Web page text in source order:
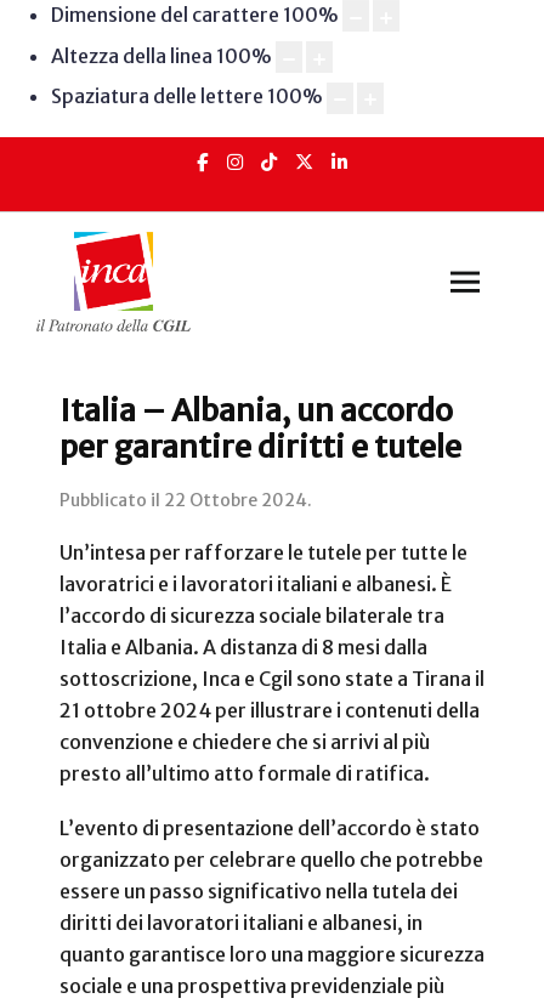
Dimensione del carattere 100%
Altezza della linea 100%
Spaziatura delle lettere 100%
Italia – Albania, un accordo
per garantire diritti e tutele
Pubblicato il 22 Ottobre 2024.
Un’intesa per rafforzare le tutele per tutte le
lavoratrici e i lavoratori italiani e albanesi. È
l’accordo di sicurezza sociale bilaterale tra
Italia e Albania. A distanza di 8 mesi dalla
sottoscrizione, Inca e Cgil sono state a Tirana il
21 ottobre 2024 per illustrare i contenuti della
convenzione e chiedere che si arrivi al più
presto all’ultimo atto formale di ratifica.
L’evento di presentazione dell’accordo è stato
organizzato per celebrare quello che potrebbe
essere un passo significativo nella tutela dei
diritti dei lavoratori italiani e albanesi, in
quanto garantisce loro una maggiore sicurezza
sociale e una prospettiva previdenziale più